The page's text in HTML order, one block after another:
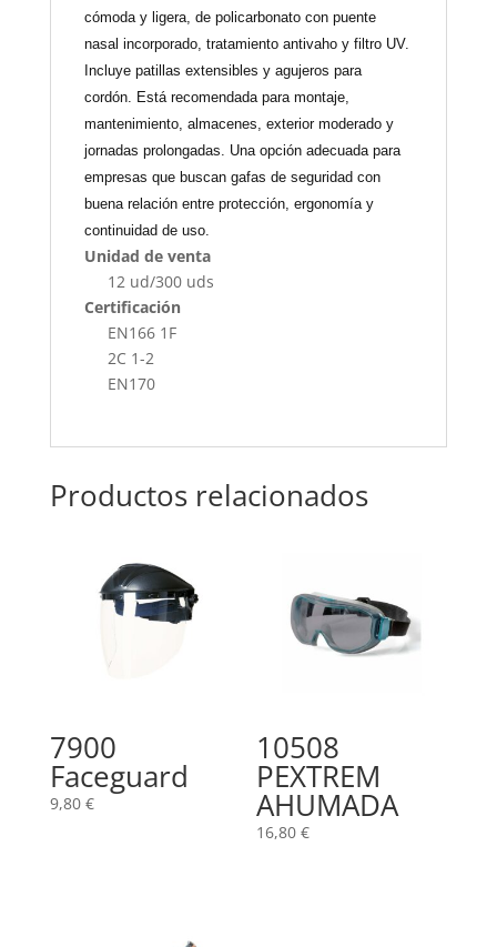
cómoda y ligera, de policarbonato con puente
nasal incorporado, tratamiento antivaho y filtro UV.
Incluye patillas extensibles y agujeros para
cordón. Está recomendada para montaje,
mantenimiento, almacenes, exterior moderado y
jornadas prolongadas. Una opción adecuada para
empresas que buscan gafas de seguridad con
buena relación entre protección, ergonomía y
continuidad de uso.
Unidad de venta
12 ud/300 uds
Certificación
EN166 1F
2C 1-2
EN170
Productos relacionados
7900
Faceguard
9,80 €
10508
PEXTREM
AHUMADA
16,80€